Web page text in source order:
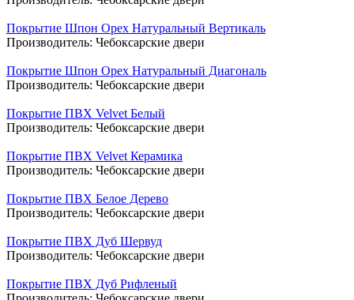
Покрытие Шпон Орех Натуральный Вертикаль
Производитель: Чебоксарские двери
Покрытие Шпон Орех Натуральный Диагональ
Производитель: Чебоксарские двери
Покрытие ПВХ Velvet Белый
Производитель: Чебоксарские двери
Покрытие ПВХ Velvet Керамика
Производитель: Чебоксарские двери
Покрытие ПВХ Белое Дерево
Производитель: Чебоксарские двери
Покрытие ПВХ Дуб Шервуд
Производитель: Чебоксарские двери
Покрытие ПВХ Дуб Рифленый